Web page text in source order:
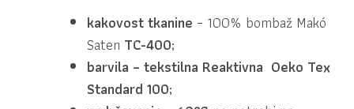
kakovost tkanine – 100% bombaž Makó
Saten TC-400;
barvila – tekstilna Reaktivna Oeko Tex
Standard 100;